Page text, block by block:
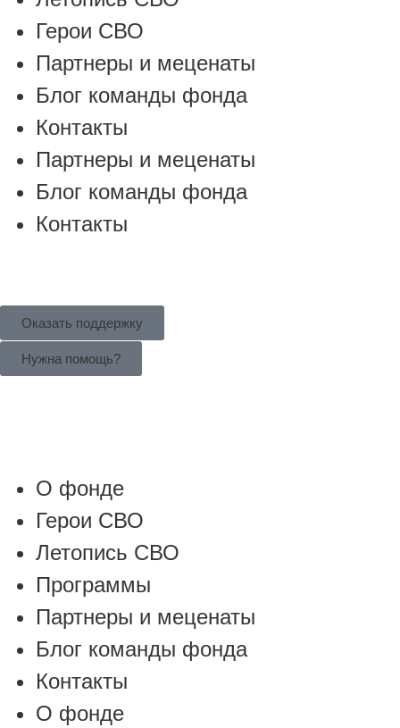
Герои СВО
Партнеры и меценаты
Блог команды фонда
Контакты
Партнеры и меценаты
Блог команды фонда
Контакты
Оказать поддержку
Нужна помощь?
О фонде
Герои СВО
Летопись СВО
Программы
Партнеры и меценаты
Блог команды фонда
Контакты
О фонде